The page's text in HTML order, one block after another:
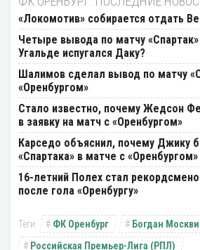
«Локомотив» собирается отдать
Четыре вывода по матчу «Спартак»
Угальде испугался Даку?
Шалимов сделал вывод по матчу
«Оренбургом»
Стало известно, почему Жедсон
в заявку на матч с «Оренбургом»
Карседо объяснил, почему Джику
«Спартака» в матче с «Оренбургом»
16-летний Полех стал
после гола «Оренбургу»
ФК Оренбург
Богдан
Российская Премьер-Лига (РПЛ)